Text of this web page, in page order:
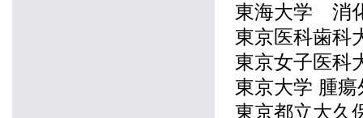
東海大学 消
東京医科歯科
東京女子医科
東京大学 腫瘍
東京都立大久